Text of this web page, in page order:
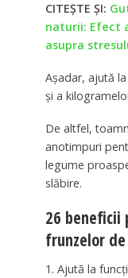
CITEȘTE ȘI:
naturii: Efect
asupra
Așadar, ajută
și a
De altfel,
anotimpuri
legume
slăbire.
26 beneficii
frunzelor
1. Ajută la